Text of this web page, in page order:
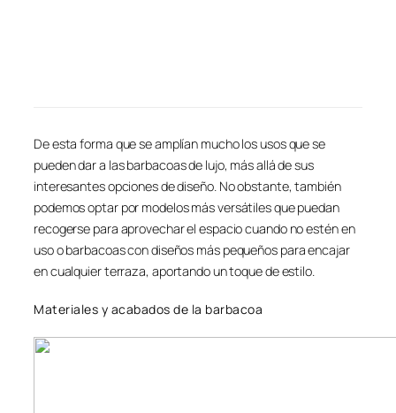
De esta forma que se amplían mucho los usos que se
pueden dar a las barbacoas de lujo, más allá de sus
interesantes opciones de diseño. No obstante, también
podemos optar por modelos más versátiles que puedan
recogerse para aprovechar el espacio cuando no estén en
uso o barbacoas con diseños más pequeños para encajar
en cualquier terraza, aportando un toque de estilo.
Materiales y acabados de la barbacoa